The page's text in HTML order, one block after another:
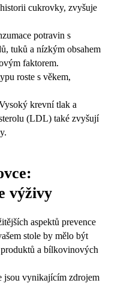
cukrovky, zvyšuje
potravin s
tuků a nízkým obsahem
faktorem.
roste s věkem,
krevní tlak a
(LDL) také zvyšují
výživy
aspektů prevence
stole by mělo být
a bílkovinových
jsou vynikajícím zdrojem